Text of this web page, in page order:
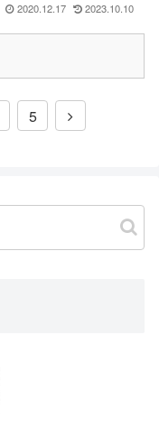
2020.12.17 2023.10.10
5